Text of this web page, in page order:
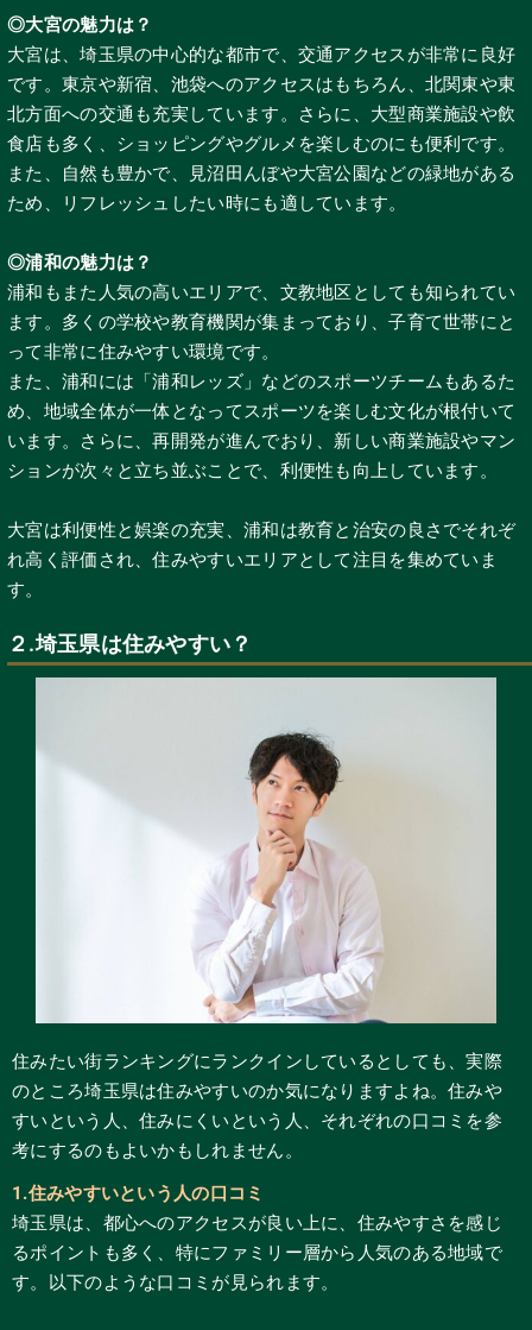
◎大宮の魅力は？
大宮は、埼玉県の中心的な都市で、交通アクセスが非常に良好
です。東京や新宿、池袋へのアクセスはもちろん、北関東や東
北方面への交通も充実しています。さらに、大型商業施設や飲
食店も多く、ショッピングやグルメを楽しむのにも便利です。
また、自然も豊かで、見沼田んぼや大宮公園などの緑地がある
ため、リフレッシュしたい時にも適しています。
◎浦和の魅力は？
浦和もまた人気の高いエリアで、文教地区としても知られてい
ます。多くの学校や教育機関が集まっており、子育て世帯にと
って非常に住みやすい環境です。
また、浦和には「浦和レッズ」などのスポーツチームもあるた
め、地域全体が一体となってスポーツを楽しむ文化が根付いて
います。さらに、再開発が進んでおり、新しい商業施設やマン
ションが次々と立ち並ぶことで、利便性も向上しています。
大宮は利便性と娯楽の充実、浦和は教育と治安の良さでそれぞ
れ高く評価され、住みやすいエリアとして注目を集めていま
す。
２.埼玉県は住みやすい？
住みたい街ランキングにランクインしているとしても、実際
のところ埼玉県は住みやすいのか気になりますよね。住みや
すいという人、住みにくいという人、それぞれの口コミを参
考にするのもよいかもしれません。
1.住みやすいという人の口コミ
埼玉県は、都心へのアクセスが良い上に、住みやすさを感じ
るポイントも多く、特にファミリー層から人気のある地域で
す。以下のような口コミが見られます。